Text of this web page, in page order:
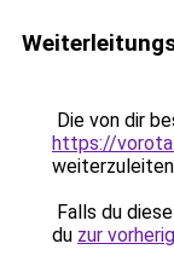
Die von dir
https://
Falls du
du zur